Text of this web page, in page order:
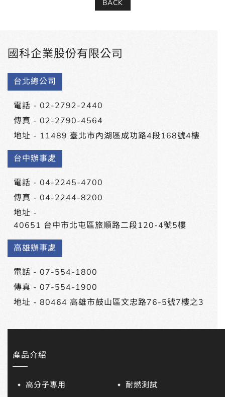
BACK
國科企業股份有限公司
台北總公司
電話 - 02-2792-2440
傳真 - 02-2790-4564
地址 - 11489 臺北市內湖區成功路4段168號4樓
台中辦事處
電話 - 04-2245-4700
傳真 - 04-2244-8200
地址 -
40651 台中市北屯區旅順路二段120-4號5樓
高雄辦事處
電話 - 07-554-1800
傳真 - 07-554-1900
地址 - 80464 高雄市鼓山區文忠路76-5號7樓之3
產品介紹
高分子專用
耐燃測試